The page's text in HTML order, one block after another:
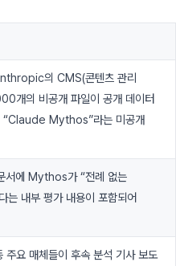
의 CMS(콘텐츠 관리
개의 비공개 파일이 공개 데이터
“Claude Mythos”라는 미공개
서에 Mythos가 “전례 없는
는 내부 평가 내용이 포함되어
요 매체들이 후속 분석 기사 보도